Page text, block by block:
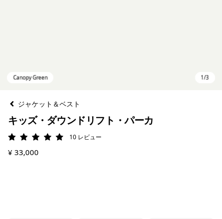
ジャケット＆ベスト
キッズ・ダウンドリフト・パーカ
評価: 5 / 5 10 レビュー
¥ 33,000